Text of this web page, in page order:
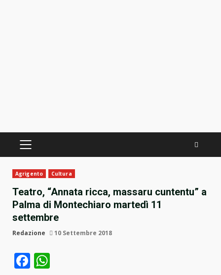
PRIMÄRES
Agrigento Cultura
Teatro, “Annata ricca, massaru cuntentu” a
Palma di Montechiaro martedì 11
settembre
Redazione 10 Settembre 2018
Facebook